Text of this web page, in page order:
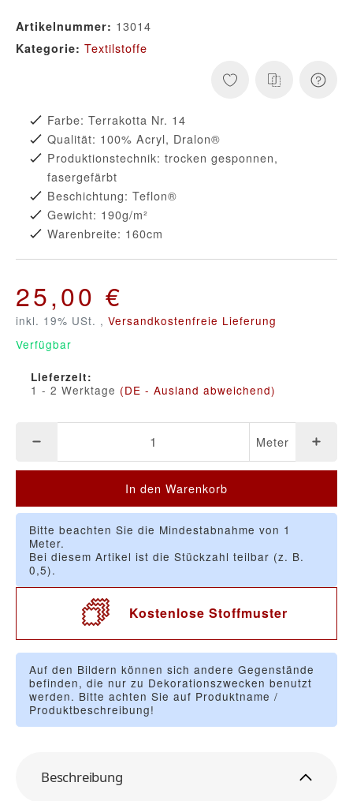
Artikelnummer: 13014
Kategorie: Textilstoffe
Farbe: Terrakotta Nr. 14
Qualität: 100% Acryl, Dralon®
Produktionstechnik: trocken gesponnen,
fasergefärbt
Beschichtung: Teflon®
Gewicht: 190g/m²
Warenbreite: 160cm
25,00 €
inkl. 19% USt. , Versandkostenfreie Lieferung
Verfügbar
Lieferzeit:
1 - 2 Werktage (DE - Ausland abweichend)
Meter
In den Warenkorb
Bitte beachten Sie die Mindestabnahme von 1
Meter.
Bei diesem Artikel ist die Stückzahl teilbar (z. B.
0,5).
Kostenlose Stoffmuster
Auf den Bildern können sich andere Gegenstände
befinden, die nur zu Dekorationszwecken benutzt
werden. Bitte achten Sie auf Produktname /
Produktbeschreibung!
Beschreibung